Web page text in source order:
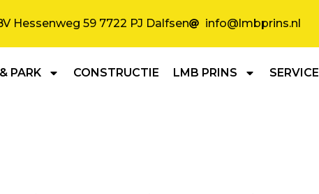
Hessenweg 59 7722 PJ Dalfsen info@lmbprins.nl
PARK CONSTRUCTIE LMB PRINS SERVICE